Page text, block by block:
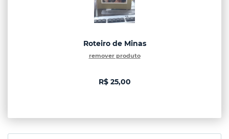
Roteiro de Minas
remover produto
R$ 25,00